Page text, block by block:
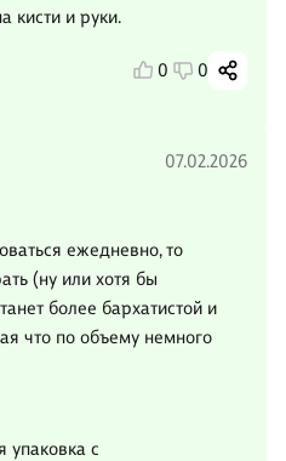
кисти и руки.
0 0
07.02.2026
ежедневно, то
(ну или хотя бы
более бархатистой и
что по объему немного
упаковка с